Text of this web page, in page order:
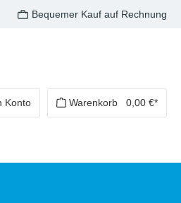
Bequemer Kauf auf Rechnung
Konto Warenkorb 0,00 €*